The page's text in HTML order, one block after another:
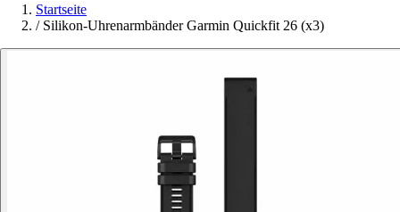
Startseite
/ Silikon-Uhrenarmbänder Garmin Quickfit 26 (x3)